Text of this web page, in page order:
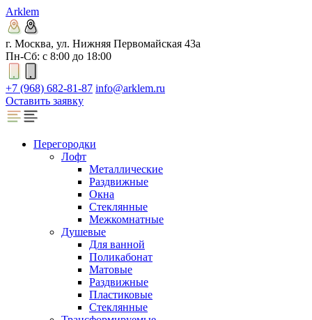
Arklem
г. Москва, ул. Нижняя Первомайская 43а
Пн-Сб: с 8:00 до 18:00
+7 (968) 682-81-87 info@arklem.ru
Оставить заявку
Перегородки
Лофт
Металлические
Раздвижные
Окна
Стеклянные
Межкомнатные
Душевые
Для ванной
Поликабонат
Матовые
Раздвижные
Пластиковые
Стеклянные